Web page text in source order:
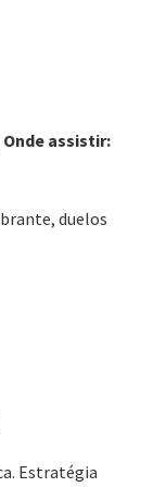
Onde assistir:
duelos
Estratégia